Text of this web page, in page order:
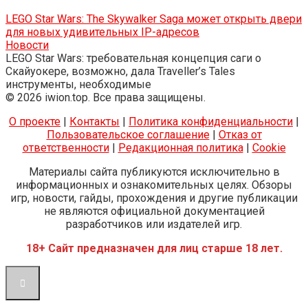
LEGO Star Wars: The Skywalker Saga может открыть двери
для новых удивительных IP-адресов
Новости
LEGO Star Wars: требовательная концепция саги о
Скайуокере, возможно, дала Traveller’s Tales
инструменты, необходимые
© 2026 iwion.top. Все права защищены.
О проекте | Контакты | Политика конфиденциальности |
Пользовательское соглашение| Отказ от
ответственности| Редакционная политика| Cookie
Материалы сайта публикуются исключительно в
информационных и ознакомительных целях. Обзоры
игр, новости, гайды, прохождения и другие публикации
не являются официальной документацией
разработчиков или издателей игр.
18+ Сайт предназначен для лиц старше 18 лет.